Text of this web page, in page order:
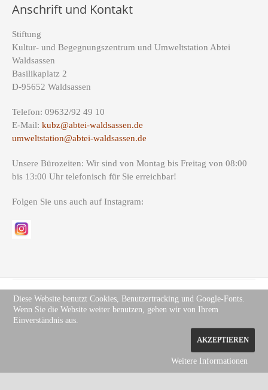
Anschrift und Kontakt
Stiftung
Kultur- und Begegnungszentrum und Umweltstation Abtei
Waldsassen
Basilikaplatz 2
D-95652 Waldsassen
Telefon: 09632/92 49 10
E-Mail: kubz@abtei-waldsassen.de
umweltstation@abtei-waldsassen.de
Unsere Bürozeiten: Wir sind von Montag bis Freitag von 08:00
bis 13:00 Uhr telefonisch für Sie erreichbar!
Folgen Sie uns auch auf Instagram:
Copyright (c) Site Name 2012. All rights reserved.Impressum
Diese Website benutzt Cookies, Benutzertracking und Google-Fonts.
Wenn Sie die Website weiter benutzen, gehen wir von Ihrem
Einverständnis aus.
AKZEPTIEREN
Weitere Informationen